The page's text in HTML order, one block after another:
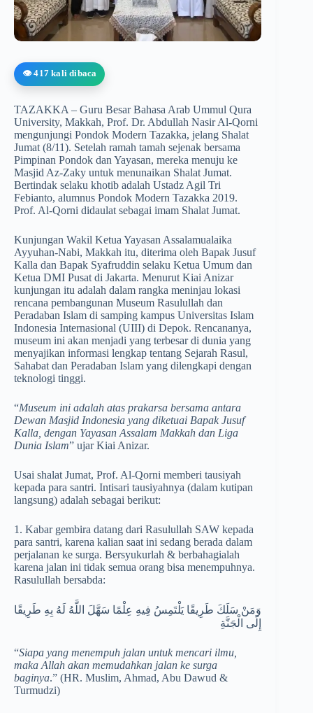
👁️ 417 kali dibaca
TAZAKKA – Guru Besar Bahasa Arab Ummul Qura
University, Makkah, Prof. Dr. Abdullah Nasir Al-Qorni
mengunjungi Pondok Modern Tazakka, jelang Shalat
Jumat (8/11). Setelah ramah tamah sejenak bersama
Pimpinan Pondok dan Yayasan, mereka menuju ke
Masjid Az-Zaky untuk menunaikan Shalat Jumat.
Bertindak selaku khotib adalah Ustadz Agil Tri
Febianto, alumnus Pondok Modern Tazakka 2019.
Prof. Al-Qorni didaulat sebagai imam Shalat Jumat.
Kunjungan Wakil Ketua Yayasan Assalamualaika
Ayyuhan-Nabi, Makkah itu, diterima oleh Bapak Jusuf
Kalla dan Bapak Syafruddin selaku Ketua Umum dan
Ketua DMI Pusat di Jakarta. Menurut Kiai Anizar
kunjungan itu adalah dalam rangka meninjau lokasi
rencana pembangunan Museum Rasulullah dan
Peradaban Islam di samping kampus Universitas Islam
Indonesia Internasional (UIII) di Depok. Rencananya,
museum ini akan menjadi yang terbesar di dunia yang
menyajikan informasi lengkap tentang Sejarah Rasul,
Sahabat dan Peradaban Islam yang dilengkapi dengan
teknologi tinggi.
“Museum ini adalah atas prakarsa bersama antara
Dewan Masjid Indonesia yang diketuai Bapak Jusuf
Kalla, dengan Yayasan Assalam Makkah dan Liga
Dunia Islam” ujar Kiai Anizar.
Usai shalat Jumat, Prof. Al-Qorni memberi tausiyah
kepada para santri. Intisari tausiyahnya (dalam kutipan
langsung) adalah sebagai berikut:
1. Kabar gembira datang dari Rasulullah SAW kepada
para santri, karena kalian saat ini sedang berada dalam
perjalanan ke surga. Bersyukurlah & berbahagialah
karena jalan ini tidak semua orang bisa menempuhnya.
Rasulullah bersabda:
وَمَنْ سَلَكَ طَرِيقًا يَلْتَمِسُ فِيهِ عِلْمًا سَهَّلَ اللَّهُ لَهُ بِهِ طَرِيقًا
إِلَى الْجَنَّةِ
“Siapa yang menempuh jalan untuk mencari ilmu,
maka Allah akan memudahkan jalan ke surga
baginya.” (HR. Muslim, Ahmad, Abu Dawud &
Turmudzi)